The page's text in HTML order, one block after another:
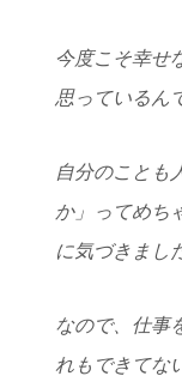
今度こそ幸せ
思っているん
自分のことも
か」ってめち
に気づきまし
なので、仕事
れもできてな